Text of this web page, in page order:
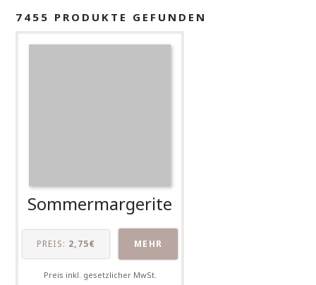
7455 PRODUKTE GEFUNDEN
Sommermargerite
PREIS: 2,75€ MEHR
Preis inkl. gesetzlicher MwSt.